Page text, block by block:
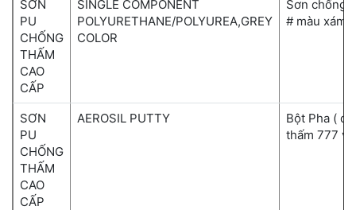
SƠN
PU
CHỐNG
THẤM
CAO
CẤP
SINGLE COMPONENT
POLYURETHANE/POLYUREA,GREY
COLOR
Sơn chống
# màu xám
SƠN
PU
CHỐNG
THẤM
CAO
CẤP
AEROSIL PUTTY
Bột Pha (
thấm 777